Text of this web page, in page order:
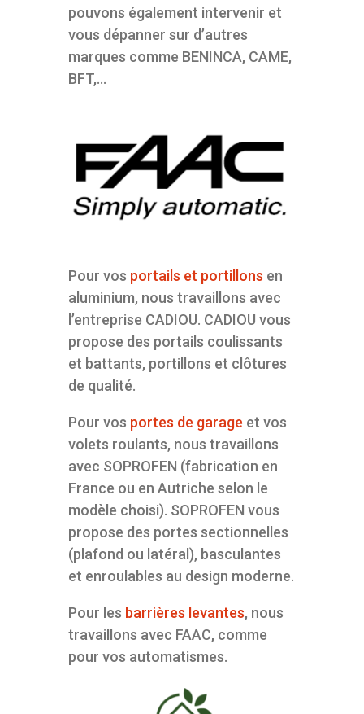
pouvons également intervenir et
vous dépanner sur d’autres
marques comme BENINCA, CAME,
BFT,…
Pour vos portails et portillons en
aluminium, nous travaillons avec
l’entreprise CADIOU. CADIOU vous
propose des portails coulissants
et battants, portillons et clôtures
de qualité.
Pour vos portes de garage et vos
volets roulants, nous travaillons
avec SOPROFEN (fabrication en
France ou en Autriche selon le
modèle choisi). SOPROFEN vous
propose des portes sectionnelles
(plafond ou latéral), basculantes
et enroulables au design moderne.
Pour les barrières levantes, nous
travaillons avec FAAC, comme
pour vos automatismes.